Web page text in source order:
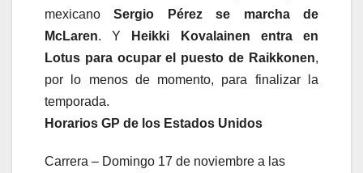
mexicanoSergio Pérez se marcha de
McLaren. Y
Heikki Kovalainen entra en
Lotus para ocupar el puesto de Raikkonen,
por lo menos de momento, para finalizar la
temporada.
Horarios GP de los Estados Unidos
Carrera – Domingo 17 de noviembre a las